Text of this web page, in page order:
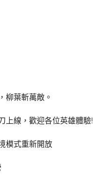
柳葉斬萬敵。
上線，歡迎各位英雄體驗!
模式重新開放